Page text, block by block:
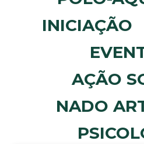
INICIAÇÃO
AÇÃO
NADO